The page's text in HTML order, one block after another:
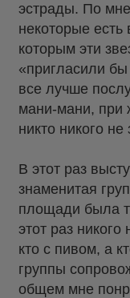
эстрады. По
некоторые
которым эти
«пригласили
все лучше
мани-мани, при
никто никого не
В этот раз
знаменитая
площади была
этот раз
кто с пивом, а
группы
общем мне